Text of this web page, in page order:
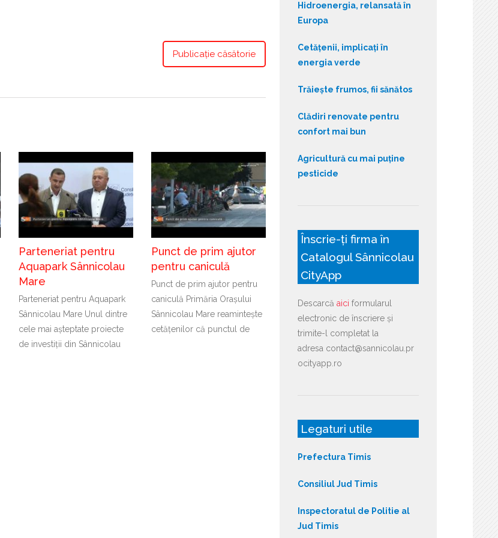
Publicație căsătorie
Parteneriat pentru
Aquapark Sânnicolau
Mare
Parteneriat pentru Aquapark
Sânnicolau Mare Unul dintre
cele mai așteptate proiecte
de investiții din Sânnicolau
Punct de prim ajutor
pentru caniculă
Punct de prim ajutor pentru
caniculă Primăria Orașului
Sânnicolau Mare reamintește
cetățenilor că punctul de
Hidroenergia, relansată în
Europa
Cetățenii, implicați în
energia verde
Trăiește frumos, fii sănătos
Clădiri renovate pentru
confort mai bun
Agricultură cu mai puține
pesticide
Înscrie-ți firma în
Catalogul Sânnicolau
CityApp
Descarcă aici formularul
electronic de înscriere și
trimite-l completat la
adresa contact@sannicolau.pr
ocityapp.ro
Legaturi utile
Prefectura Timis
Consiliul Jud Timis
Inspectoratul de Politie al
Jud Timis